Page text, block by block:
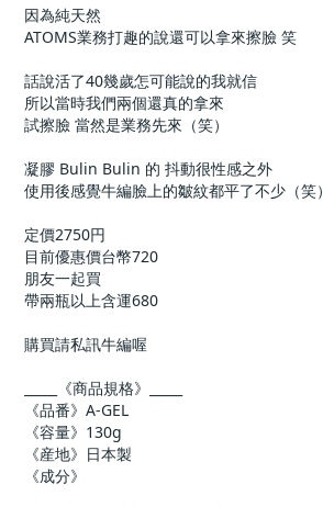
因為純天然
ATOMS業務打趣的說還可以拿來擦臉 笑
話說活了40幾歲怎可能說的我就信
所以當時我們兩個還真的拿來
試擦臉 當然是業務先來（笑）
凝膠 Bulin Bulin 的 抖動很性感之外
使用後感覺牛編臉上的皺紋都平了不少（笑）
定價2750円
目前優惠價台幣720
朋友一起買
帶兩瓶以上含運680
購買請私訊牛編喔
_____《商品規格》_____
《品番》A-GEL
《容量》130g
《産地》日本製
《成分》